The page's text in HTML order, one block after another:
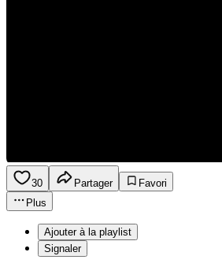
30 Partager
Favori
Plus
Ajouter à la playlist
Signaler